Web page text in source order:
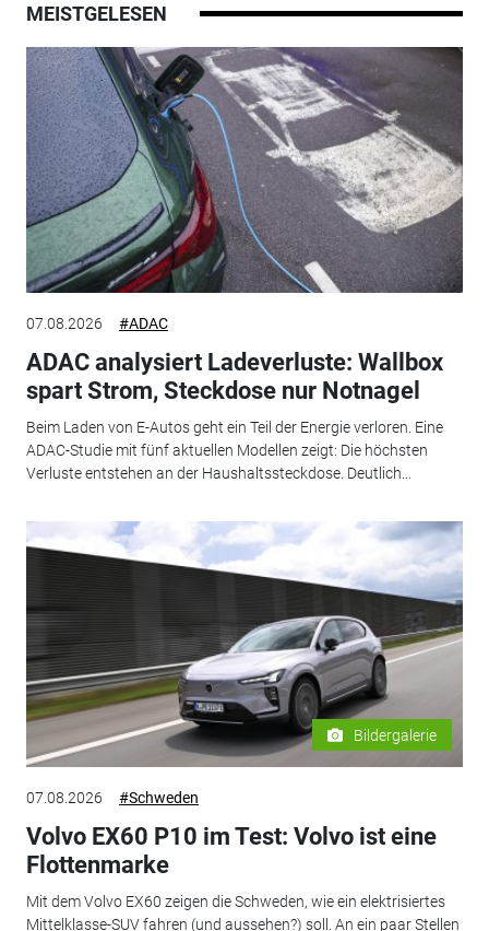
MEISTGELESEN
07.08.2026 #ADAC
ADAC analysiert Ladeverluste: Wallbox
spart Strom, Steckdose nur Notnagel
Beim Laden von E-Autos geht ein Teil der Energie verloren. Eine
ADAC-Studie mit fünf aktuellen Modellen zeigt: Die höchsten
Verluste entstehen an der Haushaltssteckdose. Deutlich...
Bildergalerie
07.08.2026 #Schweden
Volvo EX60 P10 im Test: Volvo ist eine
Flottenmarke
Mit dem Volvo EX60 zeigen die Schweden, wie ein elektrisiertes
Mittelklasse-SUV fahren (und aussehen?) soll. An ein paar Stellen